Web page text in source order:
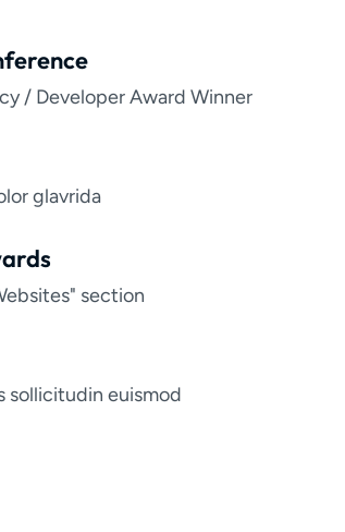
/ Developer Award Winner
glavrida
section
sollicitudin euismod